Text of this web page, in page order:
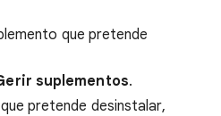
que pretende
suplementos.
pretende desinstalar,